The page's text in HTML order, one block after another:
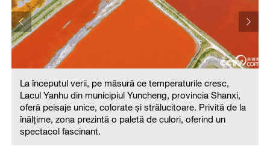
La începutul verii, pe măsură ce temperaturile cresc,
Lacul Yanhu din municipiul Yuncheng, provincia Shanxi,
oferă peisaje unice, colorate și strălucitoare. Privită de la
înălțime, zona prezintă o paletă de culori, oferind un
spectacol fascinant.